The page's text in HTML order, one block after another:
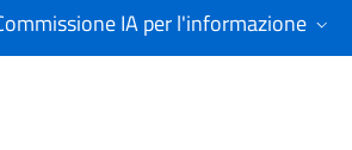
IA per l'informazione